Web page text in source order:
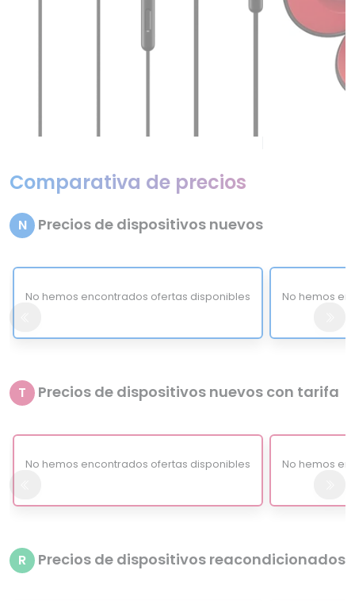
Comparativa de precios
N Precios de dispositivos nuevos
No hemos encontrados ofertas disponibles No hemos
T Precios de dispositivos nuevos con tarifa
No hemos encontrados ofertas disponibles No hemos
R Precios de dispositivos reacondicionados